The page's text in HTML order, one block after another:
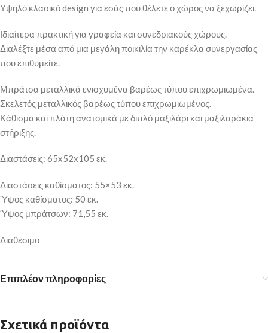
Υψηλό κλασικό design για εσάς που θέλετε ο χώρος να ξεχωρίζει.
Ιδιαίτερα πρακτική για γραφεία και συνεδριακούς χώρους.
Διαλέξτε μέσα από μια μεγάλη ποικιλία την καρέκλα συνεργασίας
που επιθυμείτε.
Μπράτσα μεταλλικά ενισχυμένα βαρέως τύπου επιχρωμιωμένα.
Σκελετός μεταλλικός βαρέως τύπου επιχρωμιωμένος.
Κάθισμα και πλάτη ανατομικά με διπλό μαξιλάρι και μαξιλαράκια
στήριξης.
Διαστάσεις: 65x52x105 εκ.
Διαστάσεις καθίσματος: 55×53 εκ.
Ύψος καθίσματος: 50 εκ.
Ύψος μπράτσων: 71,55 εκ.
Διαθέσιμο
Επιπλέον πληροφορίες
Σχετικά προϊόντα